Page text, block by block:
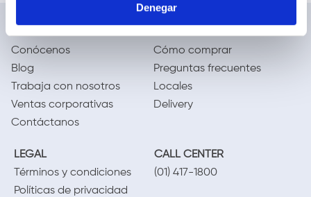
Denegar
Conócenos
Blog
Trabaja con nosotros
Ventas corporativas
Contáctanos
Cómo comprar
Preguntas frecuentes
Locales
Delivery
LEGAL
Términos y condiciones
Políticas de privacidad
CALL CENTER
(01) 417-1800